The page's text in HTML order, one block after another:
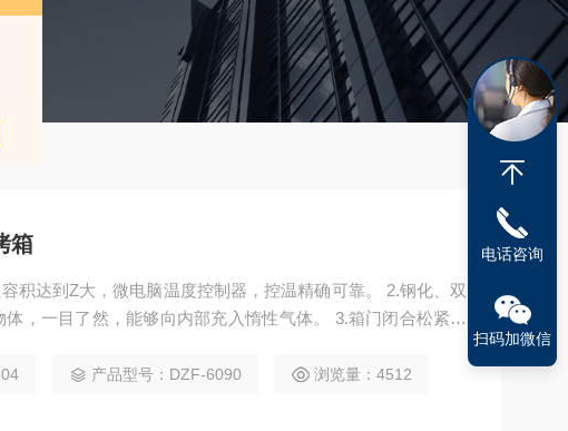
箱
积达到Z大，微电脑温度控制器，控温精确可靠。 2.钢化、双
，一目了然，能够向内部充入惰性气体。 3.箱门闭合松紧能
产品型号：DZF-6090 浏览量：4512
电话咨询
扫码加微信